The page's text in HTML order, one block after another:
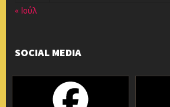
« Ιούλ
SOCIAL MEDIA